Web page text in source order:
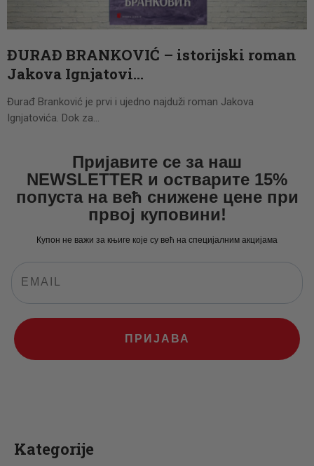
CENOVNIK
PISMO
ĐURAĐ BRANKOVIĆ – istorijski roman
Jakova Ignjatovi…
Đurađ Branković je prvi i ujedno najduži roman Jakova
Ignjatovića. Dok za…
Пријавите се за наш
NEWSLETTER и остварите 15%
попуста на већ снижене цене при
првој куповини!
Купон не важи за књиге које су већ на специјалним акцијама
ПРИЈАВА
Kategorije